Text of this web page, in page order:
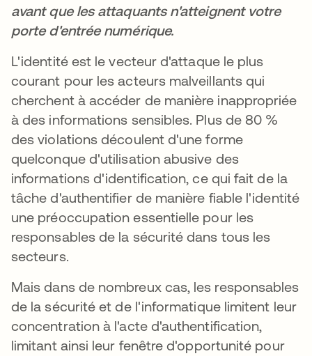
avant que les attaquants n'atteignent votre
porte d'entrée numérique.
L'identité est le vecteur d'attaque le plus
courant pour les acteurs malveillants qui
cherchent à accéder de manière inappropriée
à des informations sensibles. Plus de 80 %
des violations découlent d'une forme
quelconque d'utilisation abusive des
informations d'identification, ce qui fait de la
tâche d'authentifier de manière fiable l'identité
une préoccupation essentielle pour les
responsables de la sécurité dans tous les
secteurs.
Mais dans de nombreux cas, les responsables
de la sécurité et de l'informatique limitent leur
concentration à l'acte d'authentification,
limitant ainsi leur fenêtre d'opportunité pour